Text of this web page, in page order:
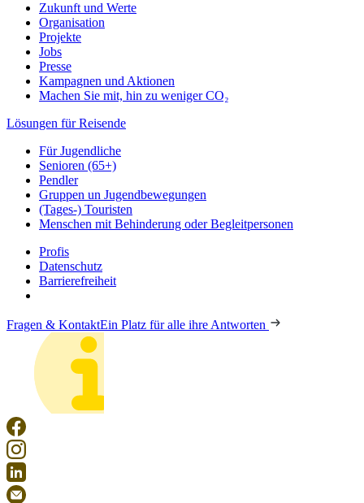
Zukunft und Werte
Organisation
Projekte
Jobs
Presse
Kampagnen und Aktionen
Machen Sie mit, hin zu weniger CO₂
Lösungen für Reisende
Für Jugendliche
Senioren (65+)
Pendler
Gruppen un Jugendbewegungen
(Tages-) Touristen
Menschen mit Behinderung oder Begleitpersonen
Profis
Datenschutz
Barrierefreiheit
Fragen & KontaktEin Platz für alle ihre Antworten